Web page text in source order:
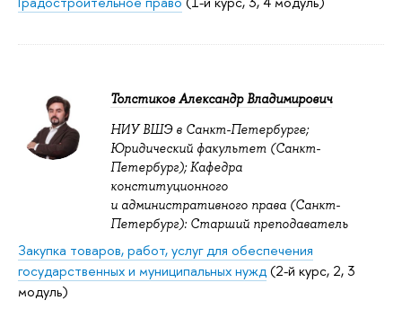
Толстиков Александр Владимирович
НИУ ВШЭ в Санкт-Петербурге;
Юридический факультет (Санкт-
Петербург); Кафедра
конституционного
и административного права (Санкт-
Петербург): Старший преподаватель
Закупка товаров, работ, услуг для обеспечения
государственных и муниципальных нужд(2-й курс, 2, 3
модуль)